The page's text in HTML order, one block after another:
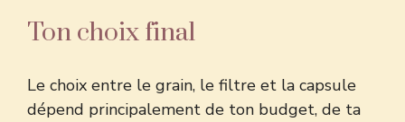
Ton choix final
Le choix entre le grain, le filtre et la capsule
dépend principalement de ton budget, de ta